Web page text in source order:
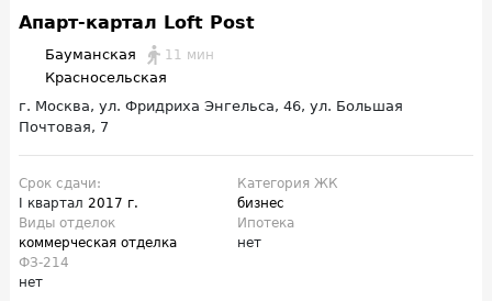
Апарт-картал Loft Post
Бауманская 11 мин
Красносельская
г. Москва, ул. Фридриха Энгельса, 46, ул. Большая
Почтовая, 7
Срок сдачи:
I квартал 2017 г.
Категория ЖК
бизнес
Виды отделок
коммерческая отделка
Ипотека
нет
ФЗ-214
нет